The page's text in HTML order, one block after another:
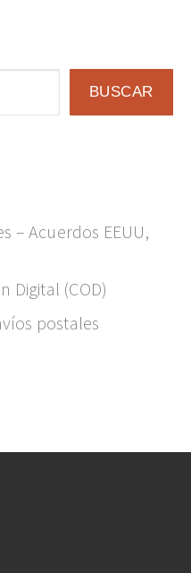
BUSCAR
– Acuerdos EEUU,
Digital (COD)
postales